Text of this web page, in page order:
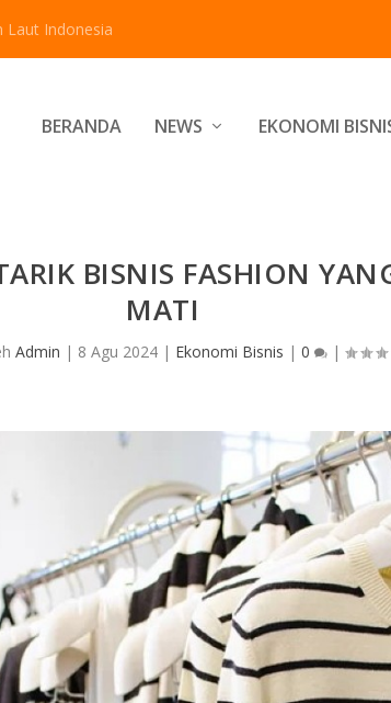
Laut Indonesia
BERANDA NEWS EKONOMI
BISNIS FASHION
MATI
Admin | 8 Agu 2024 | Ekonomi Bisnis |0 |